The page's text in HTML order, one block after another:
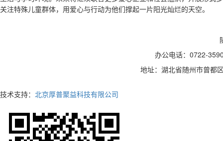
关注特殊儿童群体，用爱心与行动为他们撑起一片阳光灿烂的天空。
办公电话：0722-
地址：湖北省随州市曾都
技术支持： 北京厚普聚益科技有限公司